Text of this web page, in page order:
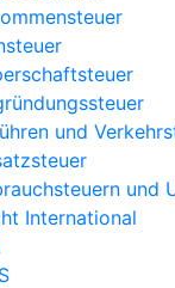
und
und
International